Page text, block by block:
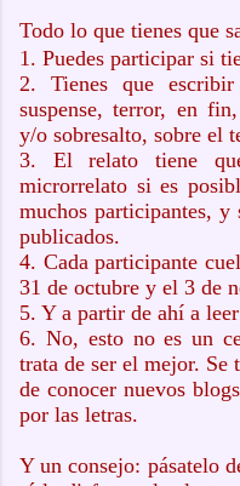
Todo lo que tienes que
1. Puedes participar si
2. Tienes que
suspense, terror, en
y/o sobresalto, sobre el
3. El relato tiene
microrrelato si es
muchos participantes,
publicados.
4. Cada participante
31 de octubre y el 3 de
5. Y a partir de ahí a
6. No, esto no es un
trata de ser el mejor. Se
de conocer nuevos
por las letras.
Y un consejo: pásatelo